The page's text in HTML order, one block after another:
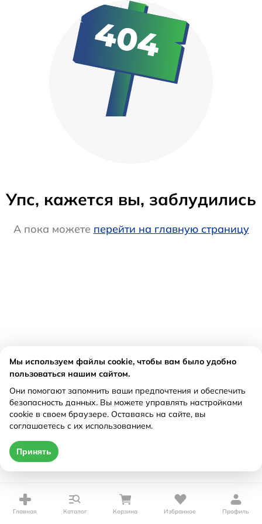
Упс, кажется вы, заблудились
А пока можете перейти на главную страницу
Главная Каталог Корзина Избранное Профиль
Мы используем файлы cookie, чтобы вам было удобно
пользоваться нашим сайтом.
Они помогают запомнить ваши предпочтения и обеспечить
безопасность данных. Вы можете управлять настройками
cookie в своем браузере. Оставаясь на сайте, вы
соглашаетесь с их использованием.
Принять